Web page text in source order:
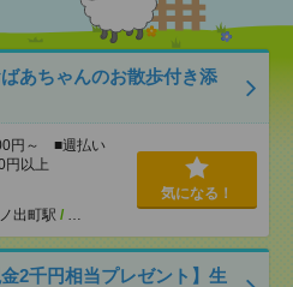
あちゃんのお散歩付き添
円～ ■週払い
以上
出町駅 / …
気になる！
2千円相当プレゼント】生